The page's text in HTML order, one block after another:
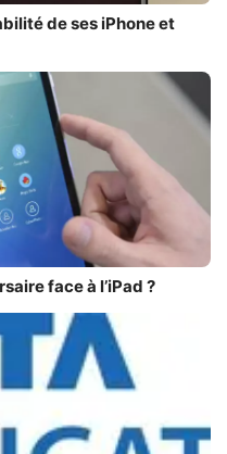
de ses iPhone et
face à l’iPad ?